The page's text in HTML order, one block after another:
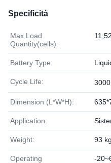
Specificità
Max Load
Quantity(cells):
Battery Type:
Cycle Life:
Dimension (L*W*H):
Application:
Weight: 93 kg
Operating
-